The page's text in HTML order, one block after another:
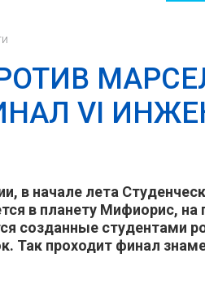
VI
в начале лета
в планету Мифиорис,
созданные студентами
Так проходит финал